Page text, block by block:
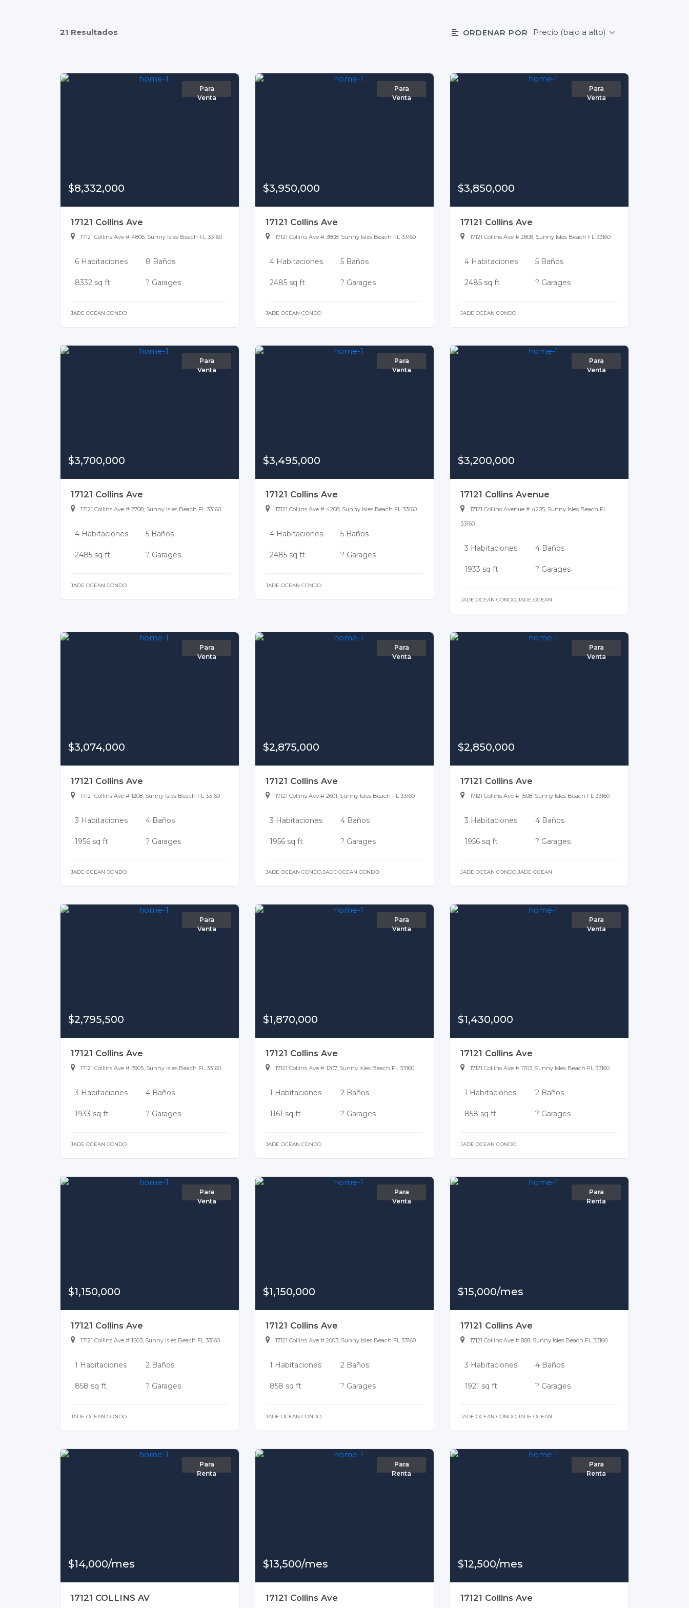
21 Resultados ORDENAR POR Precio (bajo a alto)
Para
Venta
$8,332,000
17121 Collins Ave
17121 Collins Ave # 4806, Sunny Isles Beach FL 33160
6 Habitaciones 8 Baños
8332 sq ft ? Garages
JADE OCEAN CONDO
Para
Venta
$3,950,000
17121 Collins Ave
17121 Collins Ave # 3808, Sunny Isles Beach FL 33160
4 Habitaciones 5 Baños
2485 sq ft ? Garages
JADE OCEAN CONDO
Para
Venta
$3,850,000
17121 Collins Ave
17121 Collins Ave # 2808, Sunny Isles Beach FL 33160
4 Habitaciones 5 Baños
2485 sq ft ? Garages
JADE OCEAN CONDO
Para
Venta
$3,700,000
17121 Collins Ave
17121 Collins Ave # 2708, Sunny Isles Beach FL 33160
4 Habitaciones 5 Baños
2485 sq ft ? Garages
JADE OCEAN CONDO
Para
Venta
$3,495,000
17121 Collins Ave
17121 Collins Ave # 4208, Sunny Isles Beach FL 33160
4 Habitaciones 5 Baños
2485 sq ft ? Garages
JADE OCEAN CONDO
Para
Venta
$3,200,000
17121 Collins Avenue
17121 Collins Avenue # 4205, Sunny Isles Beach FL
33160
3 Habitaciones 4 Baños
1933 sq ft ? Garages
JADE OCEAN CONDO,JADE OCEAN
Para
Venta
$3,074,000
17121 Collins Ave
17121 Collins Ave # 1208, Sunny Isles Beach FL 33160
3 Habitaciones 4 Baños
1956 sq ft ? Garages
JADE OCEAN CONDO
Para
Venta
$2,875,000
17121 Collins Ave
17121 Collins Ave # 2601, Sunny Isles Beach FL 33160
3 Habitaciones 4 Baños
1956 sq ft ? Garages
JADE OCEAN CONDO,JADE OCEAN CONDO
Para
Venta
$2,850,000
17121 Collins Ave
17121 Collins Ave # 1508, Sunny Isles Beach FL 33160
3 Habitaciones 4 Baños
1956 sq ft ? Garages
JADE OCEAN CONDO,JADE OCEAN
Para
Venta
$2,795,500
17121 Collins Ave
17121 Collins Ave # 3905, Sunny Isles Beach FL 33160
3 Habitaciones 4 Baños
1933 sq ft ? Garages
JADE OCEAN CONDO
Para
Venta
$1,870,000
17121 Collins Ave
17121 Collins Ave # 1207, Sunny Isles Beach FL 33160
1 Habitaciones 2 Baños
1161 sq ft ? Garages
JADE OCEAN CONDO
Para
Venta
$1,430,000
17121 Collins Ave
17121 Collins Ave # 1703, Sunny Isles Beach FL 33160
1 Habitaciones 2 Baños
858 sq ft ? Garages
JADE OCEAN CONDO
Para
Venta
$1,150,000
17121 Collins Ave
17121 Collins Ave # 1503, Sunny Isles Beach FL 33160
1 Habitaciones 2 Baños
858 sq ft ? Garages
JADE OCEAN CONDO
Para
Venta
$1,150,000
17121 Collins Ave
17121 Collins Ave # 2003, Sunny Isles Beach FL 33160
1 Habitaciones 2 Baños
858 sq ft ? Garages
JADE OCEAN CONDO
Para
Renta
$15,000/mes
17121 Collins Ave
17121 Collins Ave # 808, Sunny Isles Beach FL 33160
3 Habitaciones 4 Baños
1921 sq ft ? Garages
JADE OCEAN CONDO,JADE OCEAN
Para
Renta
$14,000/mes
17121 COLLINS AV
Para
Renta
$13,500/mes
17121 Collins Ave
Para
Renta
$12,500/mes
17121 Collins Ave